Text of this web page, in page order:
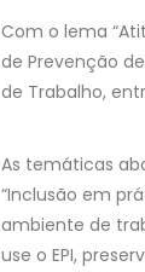
Com o lema
de Prevenção
de Trabalho,
As temáticas
“Inclusão em
ambiente de
use o EPI,